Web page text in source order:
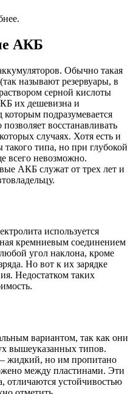
АКБ
Обычно такая
называют резервуары, в
серной кислоты
их дешевизна и
подразумевается
восстанавливать
случаях. Хотя есть и
типа, но при глубокой
всего невозможно.
АКБ служат от трех лет и
используется
кремниевым соединением
угол наклона, кроме
Но вот к их зарядке
Недостатком таких
вариантом, так как они
вышеуказанных типов.
жидкий, но им пропитано
между пластинами. Эти
отличаются устойчивостью